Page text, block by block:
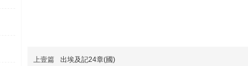
上壹篇 出埃及記24章(國)